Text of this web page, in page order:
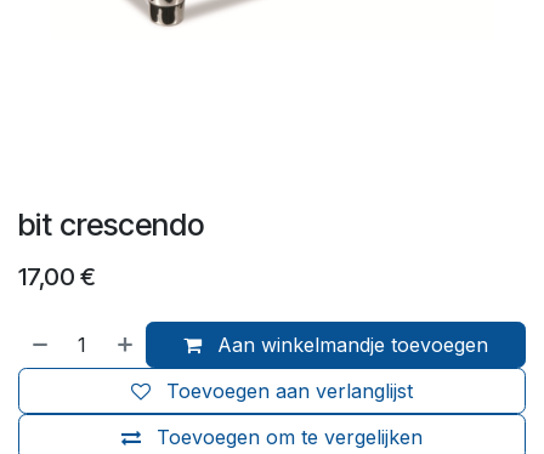
bit crescendo
17,00 €
Aan winkelmandje toevoegen
Toevoegen om te vergelijken
Toevoegen aan verlanglijst